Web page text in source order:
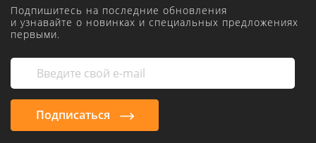
Подпишитесь на последние обновления
и узнавайте о новинках и специальных предложениях
первыми.
Подписаться